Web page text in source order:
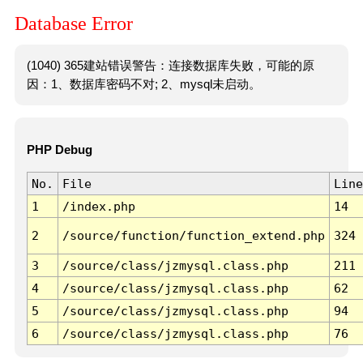
Database Error
(1040) 365建站错误警告：连接数据库失败，可能的原
因：1、数据库密码不对; 2、mysql未启动。
PHP Debug
No. File
Line
1
/index.php 14
2 /source/function/function_extend.php 324
3 /source/class/jzmysql.class.php
211
4
/source/class/jzmysql.class.php
62
5
/source/class/jzmysql.class.php
94
6
/source/class/jzmysql.class.php 76